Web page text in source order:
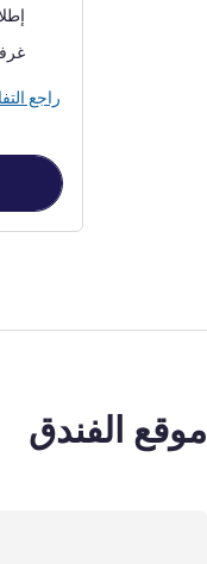
المناظر:
راجع
موقع الفندق